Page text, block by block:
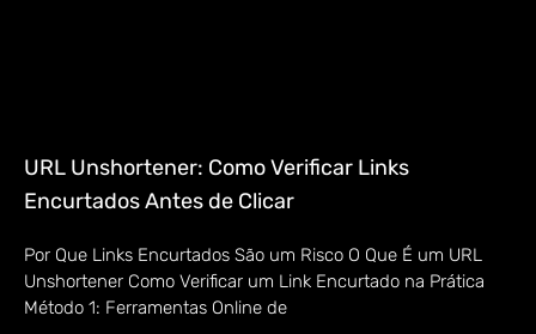
URL Unshortener: Como Verificar Links
Encurtados Antes de Clicar
Por Que Links Encurtados São um Risco O Que É um URL
Unshortener Como Verificar um Link Encurtado na Prática
Método 1: Ferramentas Online de